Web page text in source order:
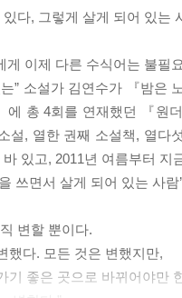
다, 그렇게 살게 되어 있는
게 이제 다른 수식어는 불
” 소설가 김연수가 『밤은
에 총 4회를 연재했던 『원
설, 열한 권째 소설책, 열다
있고, 2011년 여름부터
쓰면서 살게 되어 있는 사
변할 뿐이다.
했다. 모든 것은 변했지만,
기 좋은 곳으로 바뀌어야만